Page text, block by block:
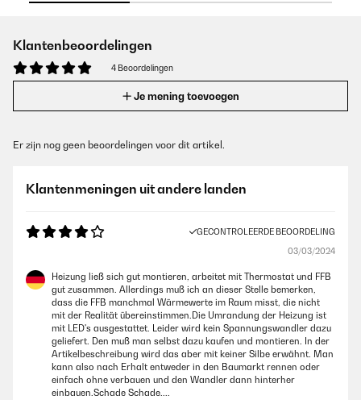
Klantenbeoordelingen
4 Beoordelingen
Je mening toevoegen
Er zijn nog geen beoordelingen voor dit artikel.
Klantenmeningen uit andere landen
GECONTROLEERDE BEOORDELING
03/03/2024
Heizung ließ sich gut montieren, arbeitet mit Thermostat und FFB
gut zusammen. Allerdings muß ich an dieser Stelle bemerken,
dass die FFB manchmal Wärmewerte im Raum misst, die nicht
mit der Realität übereinstimmen.Die Umrandung der Heizung ist
mit LED's ausgestattet. Leider wird kein Spannungswandler dazu
geliefert. Den muß man selbst dazu kaufen und montieren. In der
Artikelbeschreibung wird das aber mit keiner Silbe erwähnt. Man
kann also nach Erhalt entweder in den Baumarkt rennen oder
einfach ohne verbauen und den Wandler dann hinterher
einbauen.Schade Schade....